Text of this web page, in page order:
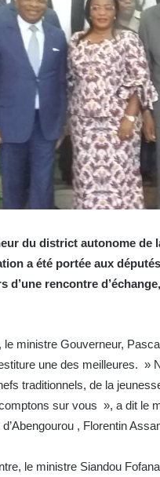
du district autonome de
a été portée aux
d’une rencontre
ministre Gouverneur,
une des meilleures. »
traditionnels, de la
sur vous », a dit le
, Florentin
le ministre Siandou